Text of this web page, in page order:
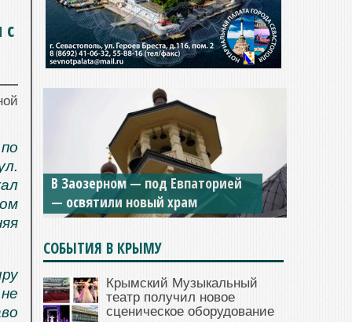
В Заозерном — под Евпаторией
— освятили новый храм
СОБЫТИЯ В КРЫМУ
Крымский Музыкальный
театр получил новое
сценическое оборудование